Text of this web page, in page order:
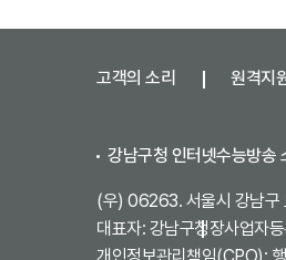
고객의 소리 원격지
강남구청 인터넷수능방송
(우) 06263. 서울시 강남구
대표자: 강남구청장사업자